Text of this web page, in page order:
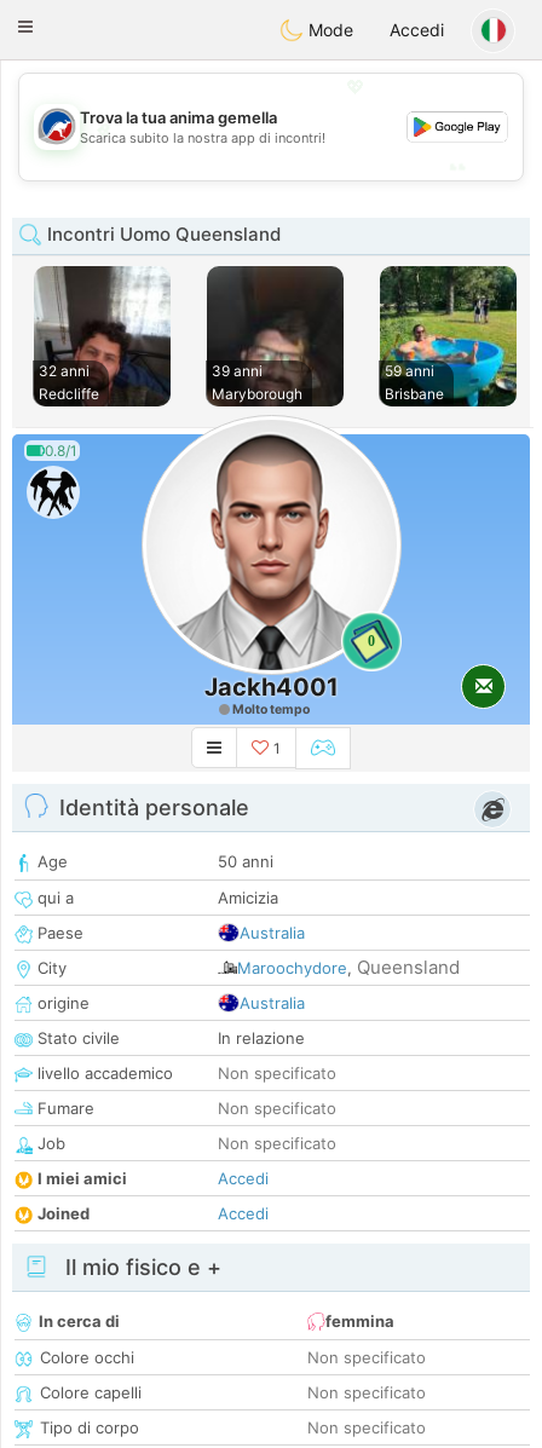
AustraliaChat
Toggle
Mode Accedi
💖
💕
Trova la tua anima gemella
Scarica subito la nostra app di incontri!
Incontri Uomo Queensland
32 anni
Redcliffe
39 anni
Maryborough
59 anni
Brisbane
0.8/1
0
Jackh4001
Molto tempo
1
Identità personale
Age
50 anni
qui a
Amicizia
Paese
Australia
City
Maroochydore, Queensland
origine
Australia
Stato civile
In relazione
livello accademico
Non specificato
Fumare
Non specificato
Job
Non specificato
I miei amici
Accedi
Joined
Accedi
Il mio fisico e +
In cerca di
femmina
Colore occhi
Non specificato
Colore capelli
Non specificato
Tipo di corpo
Non specificato